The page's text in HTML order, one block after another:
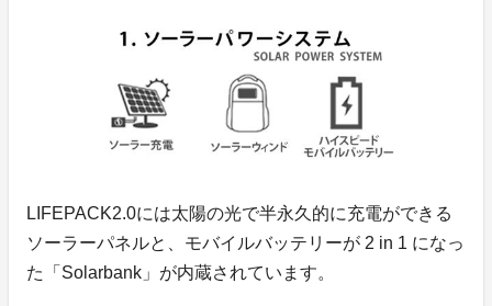
LIFEPACK2.0には太陽の光で半永久的に充電ができる
ソーラーパネルと、モバイルバッテリーが 2 in 1 になっ
た「Solarbank」が内蔵されています。